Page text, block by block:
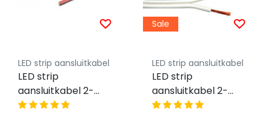
LED strip aansluitkabel
LED strip
aansluitkabel 2-
polig, YZWL
Sale
LED strip aansluitkabel
LED strip
aansluitkabel 2-
polig, YZWL